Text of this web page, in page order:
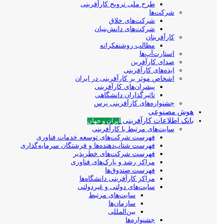
طرح ملی ترویج کارآفرینی
شرکت‌ها
شرکت‌های خلاق
شرکت‌های دانش‌بنیان
کارآفرینان
مطالب روشنفکرانه
استارت‌آپ‌ها
صدای کارآفرین
ایده‌های کارآفرینی
اشخاص موثر بر کارآفرینی در ایران
پیشران‌های کارآفرینی
تاثیرگذاران دانشگاهی
جشنواره‌های کارآفرینی‌ پرس
هوش مصنوعی
بانک اطلاعات کارآفرینی
ایران و جهان
سایت‌های مرتبط با کارآفرینی
فهرست شرکت‌های‌‌ توسعه‌ خدمات فناوری
فهرست شتاب‌دهنده‌ها‌ و فرشتگان‌ سرمایه‌گذاری
فهرست شرکت‌های خطرپذیر
مراکز رشد و پارک‌های فناوری
فهرست صندوق‌ها
مراکز کارآفرینی دانشگاه‌ها
سایت‌های دولتی و غیردولتی
سایت‌های مرتبط
سازمان‌ها
بین‌المللی
جشنواره‌ها